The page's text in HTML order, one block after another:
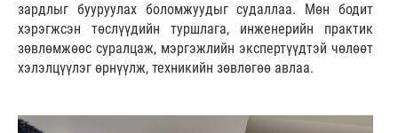
зардлыг бууруулах боломжуудыг судаллаа. Мөн бодит
хэрэгжсэн төслүүдийн туршлага, инженерийн практик
зөвлөмжөөс суралцаж, мэргэжлийн экспертүүдтэй чөлөөт
хэлэлцүүлэг өрнүүлж, техникийн зөвлөгөө авлаа.